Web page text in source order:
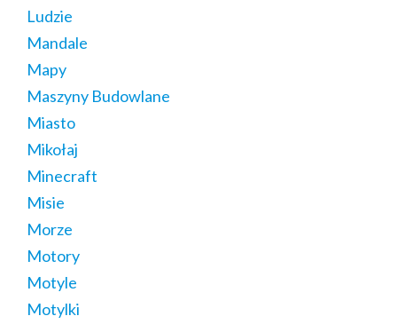
Ludzie
Mandale
Mapy
Maszyny Budowlane
Miasto
Mikołaj
Minecraft
Misie
Morze
Motory
Motyle
Motylki